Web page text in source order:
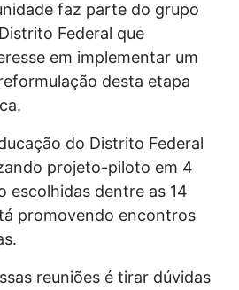
faz parte do grupo
Federal que
em implementar um
desta etapa
do Distrito Federal
projeto-piloto em 4
escolhidas dentre as 14
promovendo encontros
reuniões é tirar dúvidas